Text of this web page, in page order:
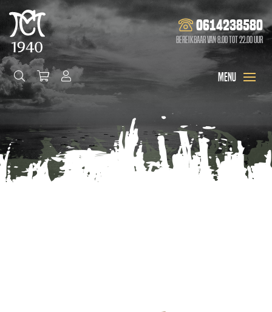
0614238580
Bereikbaar van 8.00 tot 22.00 uur